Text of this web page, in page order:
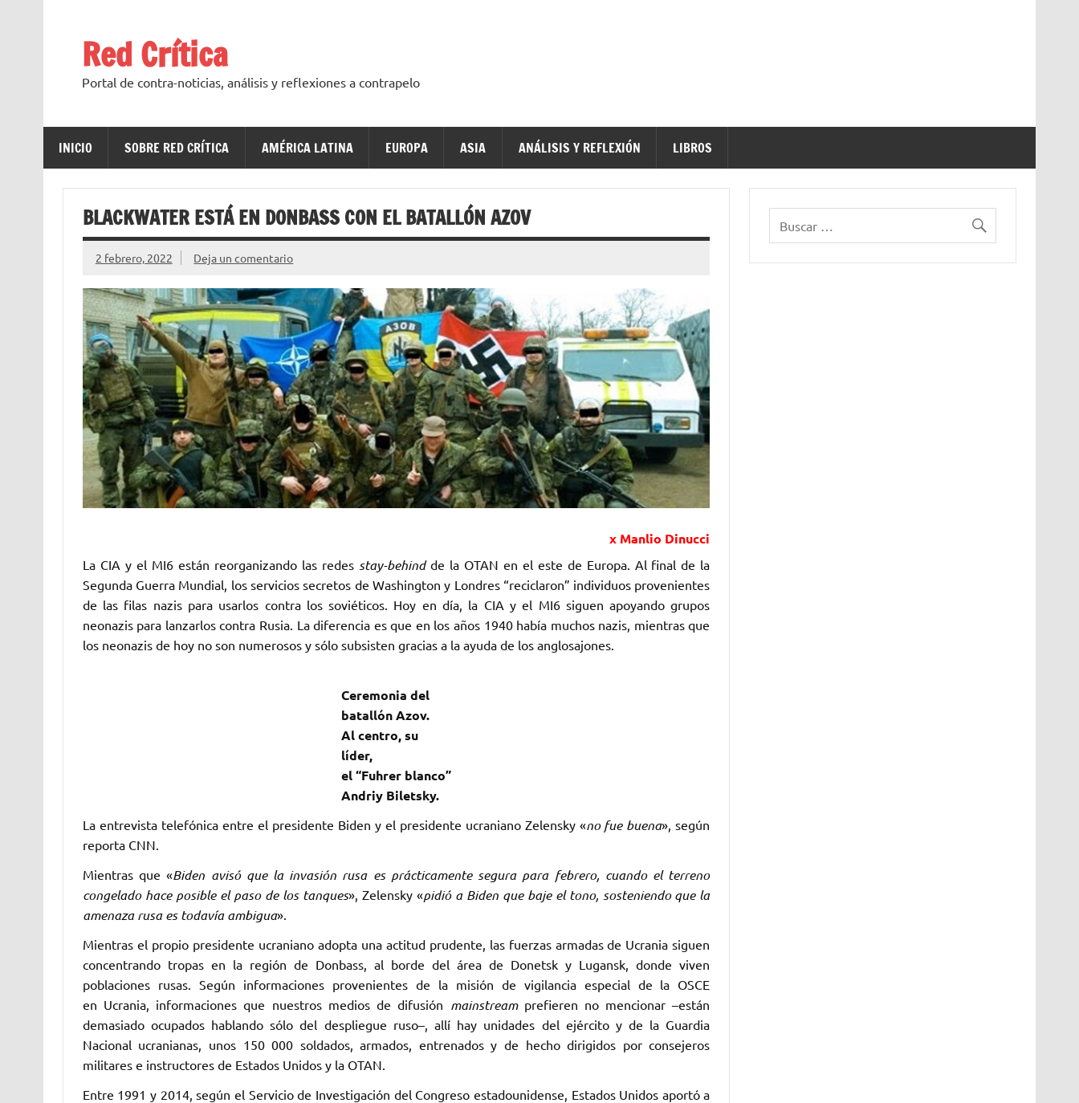
Red Crítica
Portal de contra-noticias, análisis y reflexiones a contrapelo
INICIO SOBRE RED CRÍTICA AMÉRICA LATINA EUROPA ASIA ANÁLISIS Y REFLEXIÓN LIBROS
BLACKWATER ESTÁ EN DONBASS CON EL BATALLÓN AZOV
2 febrero, 2022 Deja un comentario
x Manlio Dinucci
La CIA y el MI6 están reorganizando las redes stay-behindde la OTAN en el este ‎de Europa. Al final de la
Segunda Guerra Mundial, los servicios secretos de ‎Washington y Londres “reciclaron” individuos provenientes
de las filas nazis para ‎usarlos contra los soviéticos. Hoy en día, la CIA y el MI6 siguen apoyando grupos
‎neonazis para lanzarlos contra Rusia. La diferencia es que en los años 1940 había ‎muchos nazis, mientras que
los neonazis de hoy no son numerosos y sólo subsisten ‎gracias a la ayuda de los anglosajones. ‎
Ceremonia del
batallón Azov.
Al centro, su
líder,
el “Fuhrer blanco”
Andriy Biletsky.‎
La entrevista telefónica entre el presidente Biden y el presidente ucraniano Zelensky «no fue ‎buena», según
reporta CNN. ‎
Mientras que «Biden avisó que la invasión rusa es prácticamente segura para febrero, cuando el ‎terreno
congelado hace posible el paso de los tanques», Zelensky «pidió a Biden que baje ‎el tono, sosteniendo que la
amenaza rusa es todavía ambigua». ‎
Mientras el propio presidente ucraniano adopta una actitud prudente, las fuerzas armadas de ‎Ucrania siguen
concentrando tropas en la región de Donbass, al borde del área de Donetsk y Lugansk, donde viven
poblaciones rusas. Según informaciones provenientes de la misión de ‎vigilancia especial de la OSCE
en Ucrania, informaciones que nuestros medios de difusión ‎‎ mainstreamprefieren no mencionar –están
demasiado ocupados hablando sólo del despliegue ‎ruso–, allí hay unidades del ejército y de la Guardia
Nacional ucranianas, unos 150 000 soldados, ‎armados, entrenados y de hecho dirigidos por consejeros
militares e instructores de ‎Estados Unidos y la OTAN. ‎
Entre 1991 y 2014, según el Servicio de Investigación del Congreso estadounidense, ‎Estados Unidos aportó a